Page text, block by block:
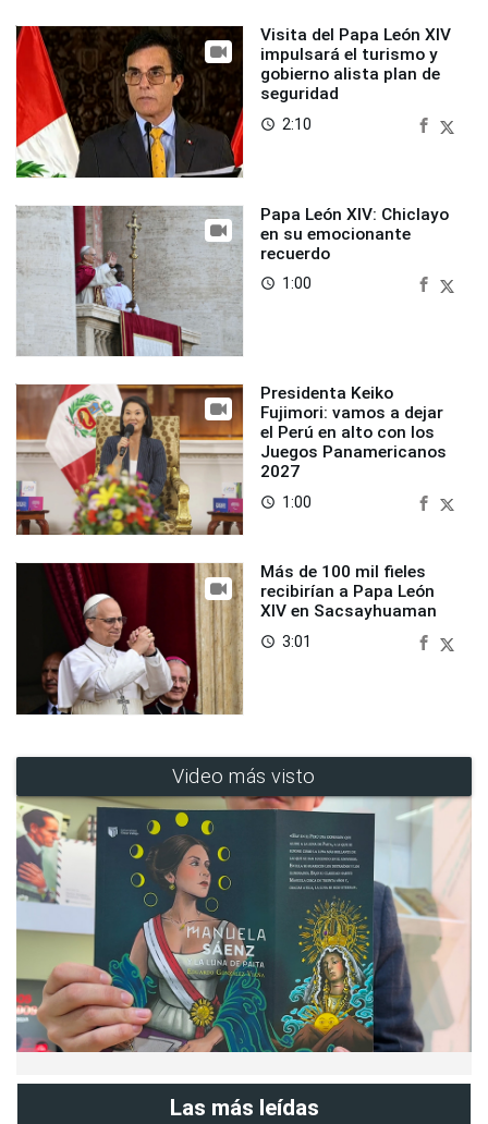
Visita del Papa León XIV
impulsará el turismo y
gobierno alista plan de
seguridad
access_time 2:10
Papa León XIV: Chiclayo
en su emocionante
recuerdo
access_time 1:00
Presidenta Keiko
Fujimori: vamos a dejar
el Perú en alto con los
Juegos Panamericanos
2027
access_time 1:00
Más de 100 mil fieles
recibirían a Papa León
XIV en Sacsayhuaman
access_time 3:01
Video más visto
Las más leídas